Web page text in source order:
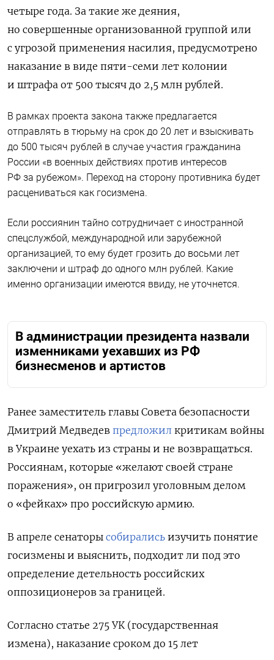
четыре года. За такие же деяния,
но совершенные организованной группой или
с угрозой применения насилия, предусмотрено
наказание в виде пяти-семи лет колонии
и штрафа от 500 тысяч до 2,5 млн рублей.
В рамках проекта закона также предлагается
отправлять в тюрьму на срок до 20 лет и взыскивать
до 500 тысяч рублей в случае участия гражданина
России «в военных действиях против интересов
РФ за рубежом». Переход на сторону противника будет
расцениваться как госизмена.
Если россиянин тайно сотрудничает с иностранной
спецслужбой, международной или зарубежной
организацией, то ему будет грозить до восьми лет
заключени и штраф до одного млн рублей. Какие
именно организации имеются ввиду, не уточнется.
В администрации президента назвали
изменниками уехавших из РФ
бизнесменов и артистов
Ранее заместитель главы Совета безопасности
Дмитрий Медведев предложил критикам войны
в Украине уехать из страны и не возвращаться.
Россиянам, которые «желают своей стране
поражения», он пригрозил уголовным делом
о «фейках» про российскую армию.
В апреле сенаторы собирались изучить понятие
госизмены и выяснить, подходит ли под это
определение детельность российских
оппозиционеров за границей.
Согласно статье 275 УК (государственная
измена), наказание сроком до 15 лет